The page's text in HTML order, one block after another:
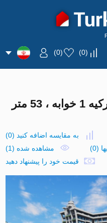
(
0
)
(
0
)
آپارتمان در ALANYA ، ترکیه 1 خوابه ، 53 متر
به مقایسه اضافه کنید (
0
)
(
0
)
مشاهده شده (1)
قیمت خود را پیشنهاد دهید